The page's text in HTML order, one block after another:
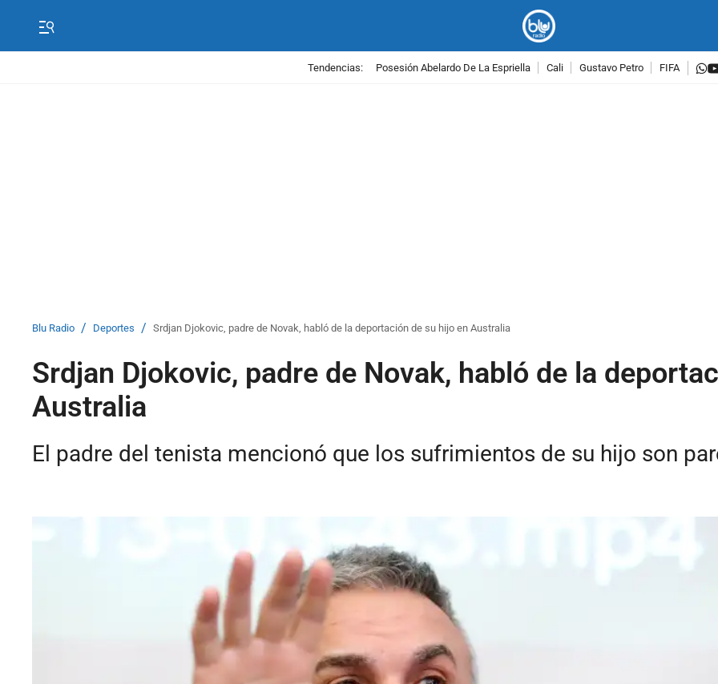
Tendencias: Posesión Abelardo De La Espriella Cali Gustavo Petro FIFA
Blu Radio / Deportes / Srdjan Djokovic, padre de Novak, habló de la deportación de su hijo en Australia
Srdjan Djokovic, padre de Novak, habló de la
Australia
El padre del tenista mencionó que los sufrimientos de su hijo son